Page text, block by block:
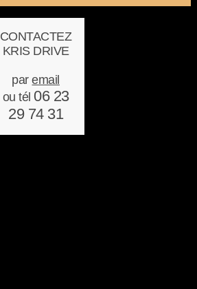
CONTACTEZ
KRIS DRIVE
paremail
ou tél 06 23
29 74 31